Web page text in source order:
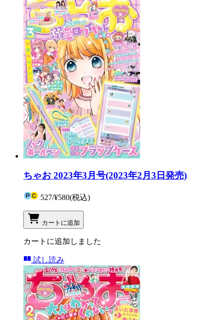
ちゃお 2023年3月号(2023年2月3日発売)
527/¥580(税込)
カートに追加
カートに追加しました
試し読み